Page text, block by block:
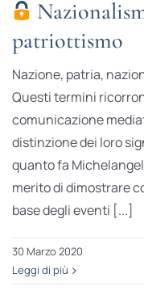
patriottismo
Nazione, patria,
Questi termini
comunicazione
distinzione dei loro
quanto fa
merito di dimostrare
base degli eventi [...]
30 Marzo 2020
Leggi di più